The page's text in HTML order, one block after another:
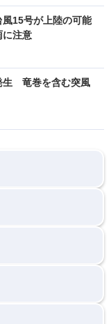
15号が上陸の可能
注意
生 竜巻を含む突風